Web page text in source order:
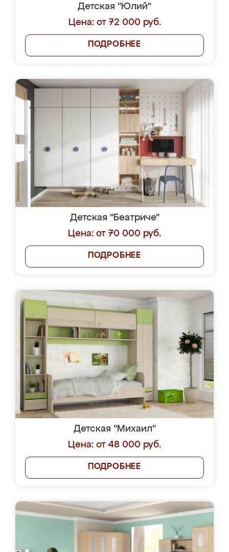
Детская "Юлий"
Цена: от 72 000 руб.
ПОДРОБНЕЕ
Детская "Беатриче"
Цена: от 70 000 руб.
ПОДРОБНЕЕ
Детская "Михаил"
Цена: от 48 000 руб.
ПОДРОБНЕЕ